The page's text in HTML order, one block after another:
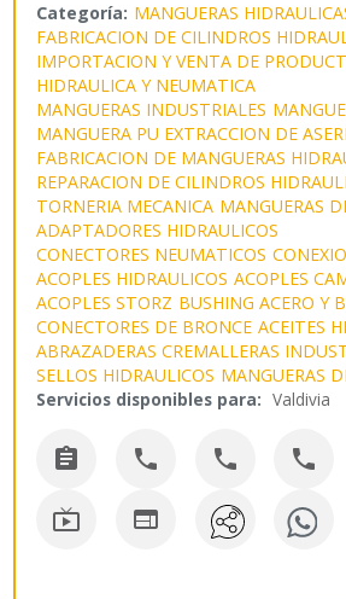
Categoría: MANGUERAS
FABRICACION DE CILINDROS
IMPORTACION Y VENTA DE
HIDRAULICA Y NEUMATICA
MANGUERAS INDUSTRIALES
MANGUERA PU EXTRACCION DE
FABRICACION DE MANGUERAS
REPARACION DE CILINDROS
TORNERIA MECANICA MANGUERAS
ADAPTADORES HIDRAULICOS
CONECTORES NEUMATICOS
ACOPLES HIDRAULICOS ACOPLES
ACOPLES STORZ BUSHING ACERO Y
CONECTORES DE BRONCE ACEITES
ABRAZADERAS CREMALLERAS
SELLOS HIDRAULICOS MANGUERAS
Servicios disponibles para: Valdivia
   
 